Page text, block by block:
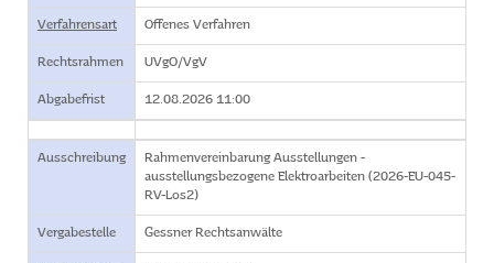
Verfahrensart Offenes Verfahren
Rechtsrahmen UVgO/VgV
Abgabefrist 12.08.2026 11:00
Ausschreibung
Rahmenvereinbarung Ausstellungen -
ausstellungsbezogene Elektroarbeiten (2026-EU-045-
RV-Los2)
Vergabestelle Gessner Rechtsanwälte